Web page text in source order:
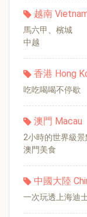
越南
馬六甲、檳城
中越
香港 Hong
吃吃喝喝不停歇
澳門 Macau
2小時的世界級景
澳門美食
中國大陸
一次玩透上海迪